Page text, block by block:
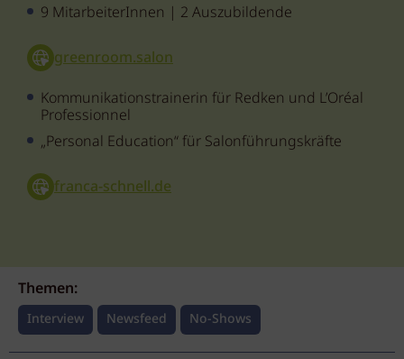
9 MitarbeiterInnen | 2 Auszubildende
greenroom.salon
Kommunikationstrainerin für Redken und L’Oréal
Professionnel
„Personal Education“ für Salonführungskräfte
franca-schnell.de
Themen:
Interview Newsfeed No-Shows